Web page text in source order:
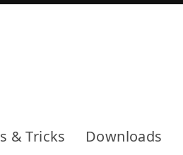
& Tricks Downloads